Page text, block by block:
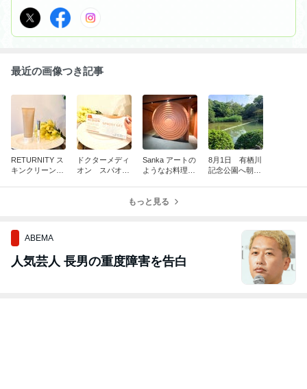
最近の画像つき記事
RETURNITY ス
キンクリーンマ
ドクターメディ
オン スパオキ
Sanka アートの
ようなお料理の
8月1日 有栖川
記念公園へ朝ん
もっと見る
ABEMA
人気芸人 長男の重度障害を告白